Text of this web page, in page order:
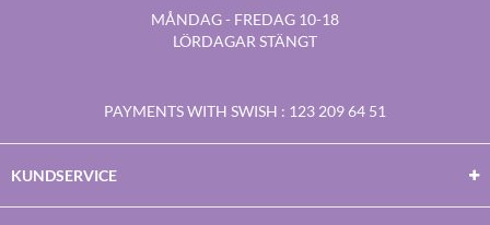
MÅNDAG - FREDAG 10-18
LÖRDAGAR STÄNGT
PAYMENTS WITH SWISH : 123 209 64 51
KUNDSERVICE